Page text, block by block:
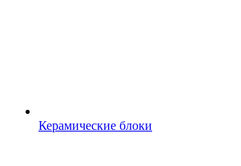
Керамические блоки